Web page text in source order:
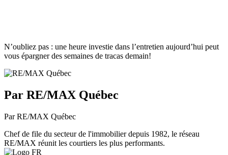
N’oubliez pas : une heure investie dans l’entretien aujourd’hui peut
vous épargner des semaines de tracas demain!
Par RE/MAX Québec
Par RE/MAX Québec
Chef de file du secteur de l'immobilier depuis 1982, le réseau
RE/MAX réunit les courtiers les plus performants.